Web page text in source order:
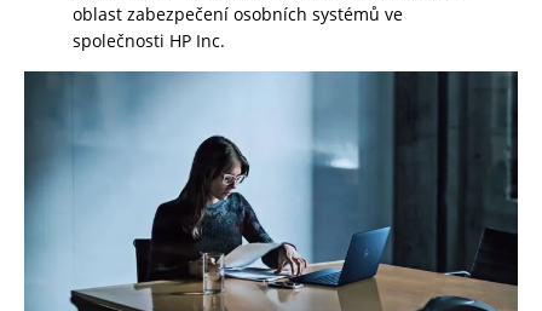
oblast zabezpečení osobních systémů ve
společnosti HP Inc.